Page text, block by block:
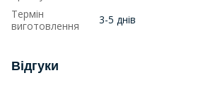
Термін
виготовлення
3-5 днів
Відгуки